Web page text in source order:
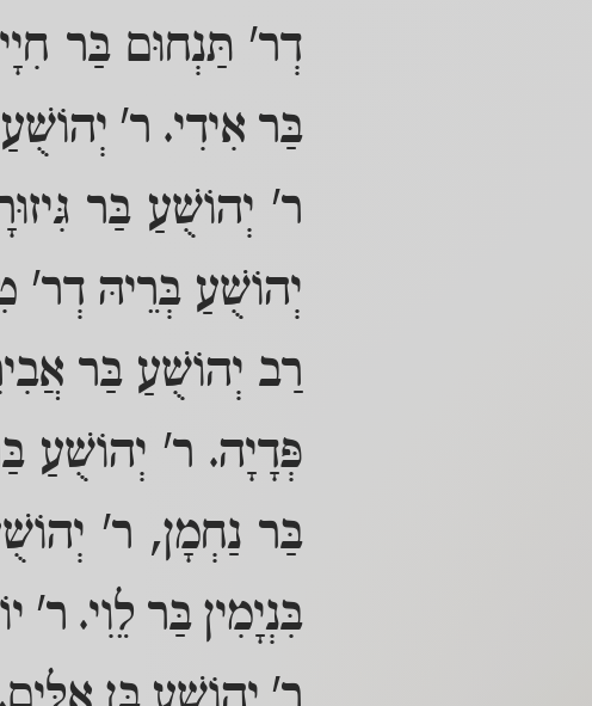
דְר' תַּנְחוּם בַּר
בַּר אִידִי. ר'
ר' יְהוֹשֻׁעַ בַּר
יְהוֹשֻׁעַ בְּרֵיהּ דְר'
רַב יְהוֹשֻׁעַ בַּר
פְּדָיָה. ר' יְהוֹשֻׁעַ
בַּר נַחְמָן, ר'
בִּנְיָמִין בַּר לֵוִי. ר'